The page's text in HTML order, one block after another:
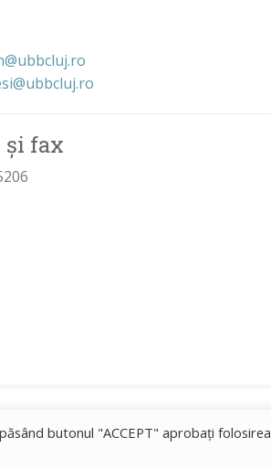
și fax
butonul "ACCEPT" aprobați